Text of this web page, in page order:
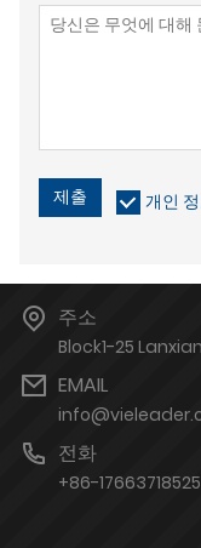
제출 개인
주소
Block1-25
EMAIL
전화
+86-17663718525